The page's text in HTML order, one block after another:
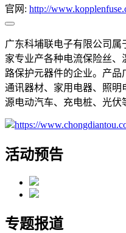
官网: http://
广东科埔联电子有限公司
家专业产各种电流保险丝
路保护元器件的企业。产品
通讯器材、家用电器、照
源电动汽车、充电桩、光伏
https://
活动预告
专题报道